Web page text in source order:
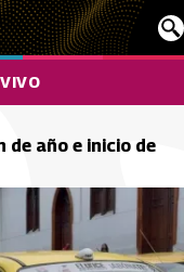
de año e inicio de